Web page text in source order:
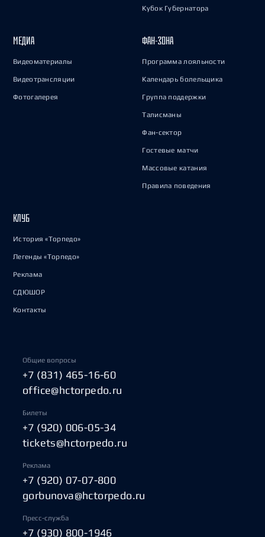
Кубок Губернатора
МЕДИА
Видеоматериалы
Видеотрансляции
Фотогалерея
ФАН-ЗОНА
Программа лояльности
Календарь болельщика
Группа поддержки
Талисманы
Фан-сектор
Гостевые матчи
Массовые катания
Правила поведения
КЛУБ
История «Торпедо»
Легенды «Торпедо»
Реклама
СДЮШОР
Контакты
Общие вопросы
+7 (831) 465-16-60
office@hctorpedo.ru
Билеты
+7 (920) 006-05-34
tickets@hctorpedo.ru
Реклама
+7 (920) 07-07-800
gorbunova@hctorpedo.ru
Пресс-служба
+7 (930) 800-1946